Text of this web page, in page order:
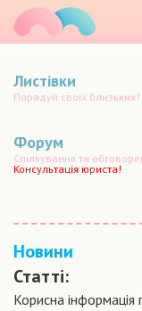
Листівки
Порадуй своїх близьких!
Форум
Спілкування та
Консультація юриста!
Новини
Статті:
Корисна інформація